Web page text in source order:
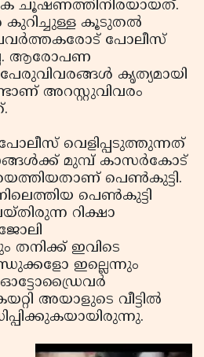
ചൂഷണത്തിനിരയായത്.
കുറിച്ചുള്ള കൂടുതല്‍
പോലീസ്
ആരോപണ
കൃത്യമായി
അറസ്റ്റുവിവരം
വെളിപ്പടുത്തുന്നത്
മുമ്പ് കാസര്‍കോട്
പെണ്‍കുട്ടി.
പെണ്‍കുട്ടി
റിക്ഷാ
തനിക്ക് ഇവിടെ
ഇല്ലെന്നും
ഓട്ടോഡ്രൈവര്‍
അയാളുടെ വീട്ടില്‍